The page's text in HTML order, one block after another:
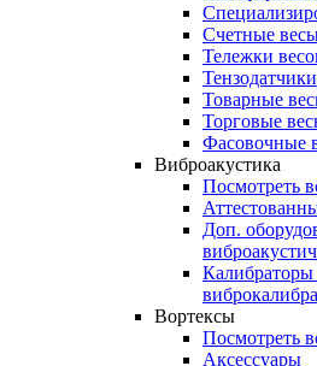
Счетные
Тележки
Тензодатчики
Товарные
Торговые
Фасовочные
Виброакустика
Посмотреть
Доп.
Калибраторы
Вортексы
Посмотреть
Аксессуары